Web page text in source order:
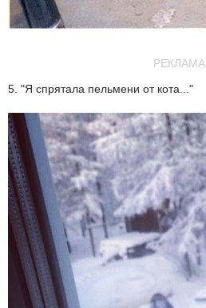
РЕКЛАМА
5. "Я спрятала пельмени от кота..."